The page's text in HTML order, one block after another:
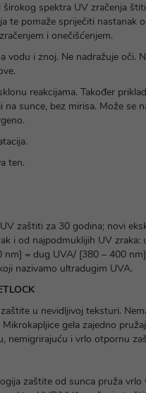
širokog spektra UV zračenja
te pomaže spriječiti nastanak
i onečišćenjem.
vodu i znoj. Ne nadražuje oči.
reakcijama. Također
na sunce, bez mirisa. Može se
ten.
zaštiti za 30 godina; novi
i od najpodmuklijih UV zraka:
nm] = dug UVA/ [380 – 400
nazivamo ultradugim UVA.
u nevidljivoj teksturi.
gela zajedno
nemigrirajuću i vrlo otpornu
zaštite od sunca pruža vrlo